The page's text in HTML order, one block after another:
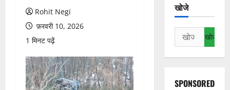
Rohit Negi
फ़रवरी 10, 2026
1 मिनट पढ़ें
खोजे
निम्न
को
खोजें:
SPONSORED